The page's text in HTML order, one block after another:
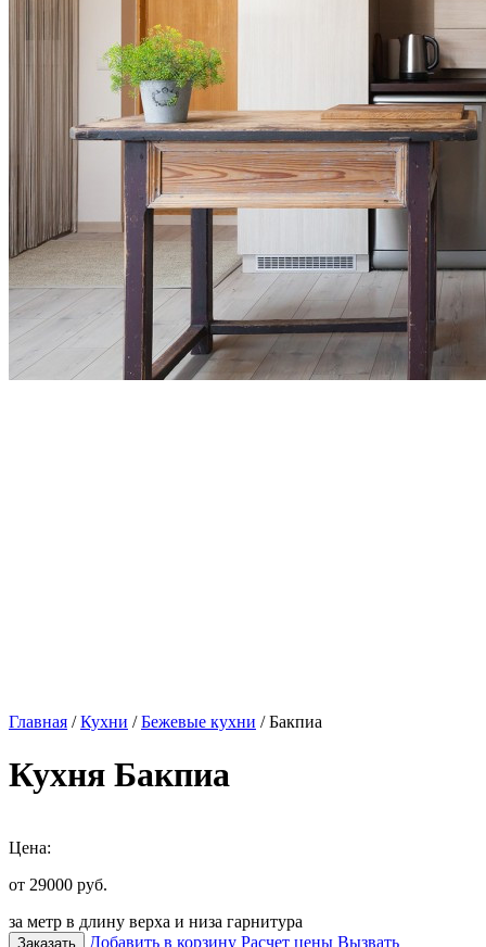
Главная /Кухни /Бежевые кухни / Бакпиа
Кухня Бакпиа
Цена:
от 29000 руб.
за метр в длину верха и низа гарнитура
Заказать Добавить в корзину Расчет цены Вызвать